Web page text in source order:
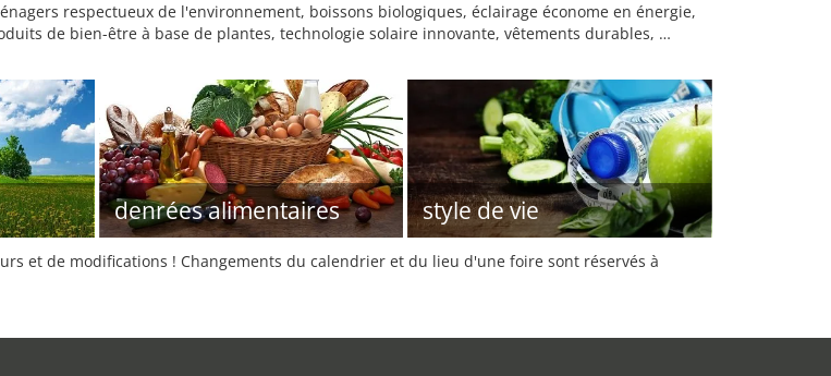
respectueux de l'environnement, boissons biologiques, éclairage économe en énergie,
de bien-être à base de plantes, technologie solaire innovante, vêtements durables, …
denrées alimentaires style de vie
et de modifications ! Changements du calendrier et du lieu d'une foire sont réservés à